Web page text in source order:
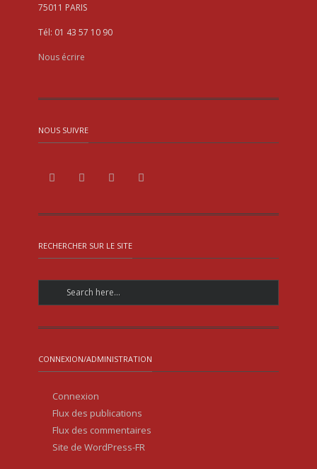
75011 PARIS
Tél: 01 43 57 10 90
Nous écrire
NOUS SUIVRE
RECHERCHER SUR LE SITE
CONNEXION/ADMINISTRATION
Connexion
Flux des publications
Flux des commentaires
Site de WordPress-FR